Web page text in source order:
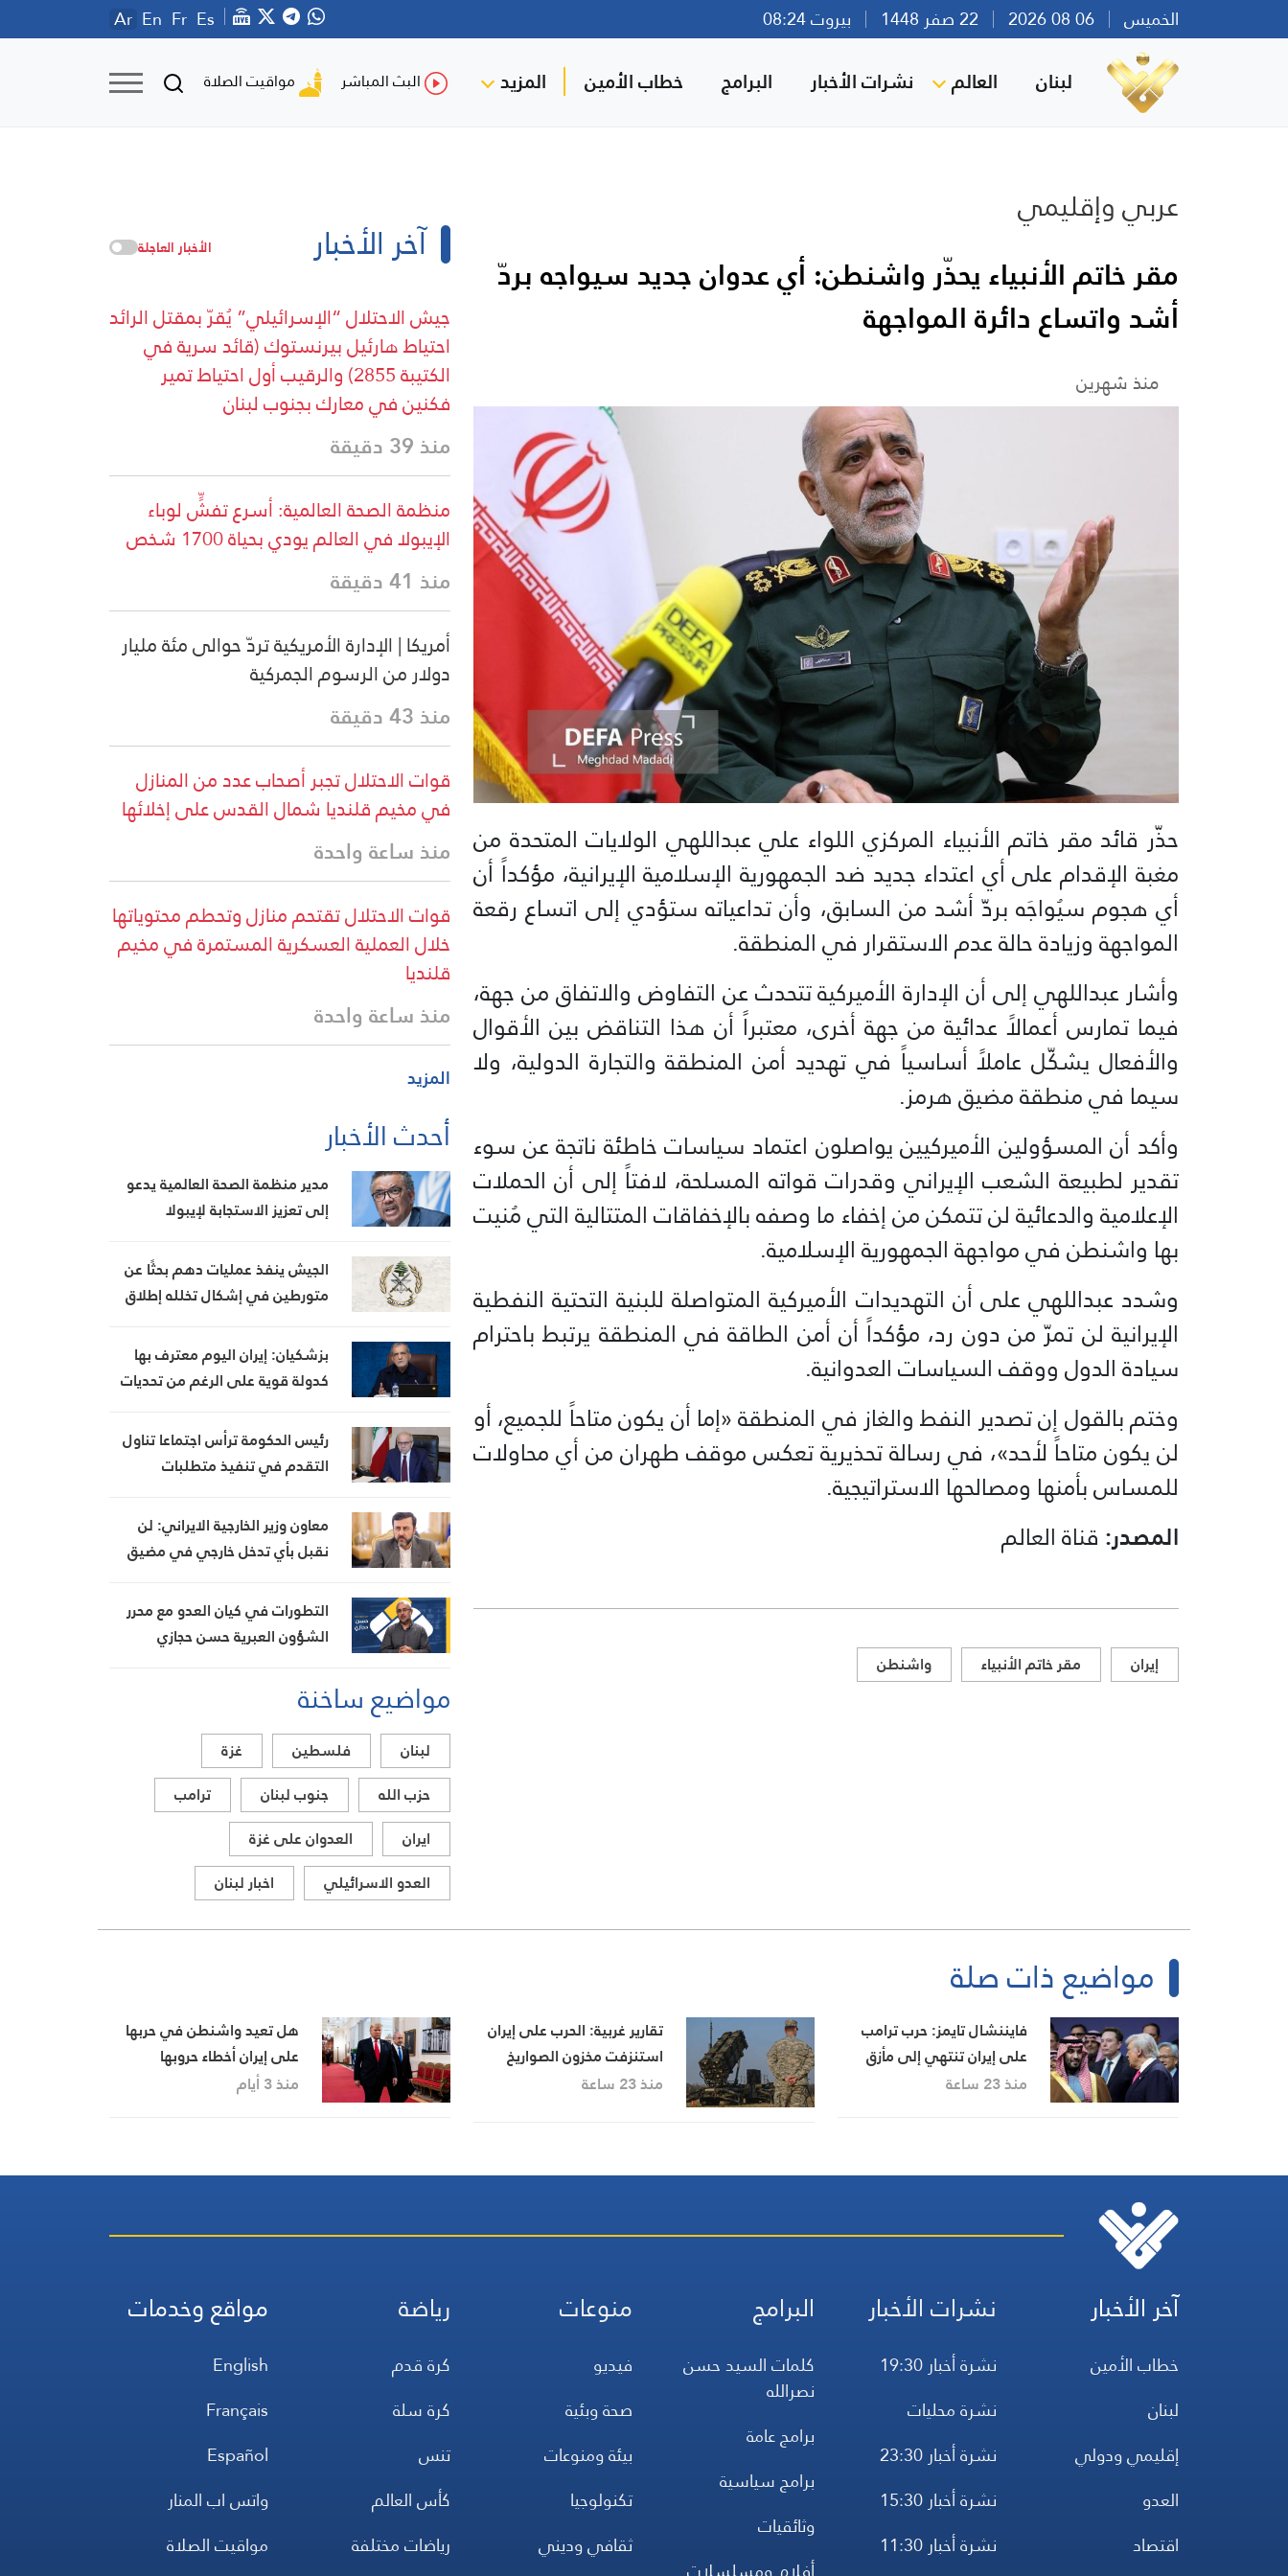
الخميس بيروت 08:24 Ar En Fr Es
لبنان العالم نشرات الأخبار البرامج خطاب الأمين المزيد البث المباشر مواقيت الصلاة
عربي وإقليمي
مقر خاتم الأنبياء يحذّر واشنطن: أي عدوان جديد سيواجه بردّ
أشد واتساع دائرة المواجهة
منذ شهرين
حذّر قائد مقر خاتم الأنبياء المركزي اللواء علي عبداللهي الولايات المتحدة من
مغبة الإقدام على أي اعتداء جديد ضد الجمهورية الإسلامية الإيرانية، مؤكداً أن
أي هجوم سيُواجَه بردّ أشد من السابق، وأن تداعياته ستؤدي إلى اتساع رقعة
المواجهة وزيادة حالة عدم الاستقرار في المنطقة.
وأشار عبداللهي إلى أن الإدارة الأميركية تتحدث عن التفاوض والاتفاق من جهة،
فيما تمارس أعمالاً عدائية من جهة أخرى، معتبراً أن هذا التناقض بين الأقوال
والأفعال يشكّل عاملاً أساسياً في تهديد أمن المنطقة والتجارة الدولية، ولا
سيما في منطقة مضيق هرمز.
وأكد أن المسؤولين الأميركيين يواصلون اعتماد سياسات خاطئة ناتجة عن سوء
تقدير لطبيعة الشعب الإيراني وقدرات قواته المسلحة، لافتاً إلى أن الحملات
الإعلامية والدعائية لن تتمكن من إخفاء ما وصفه بالإخفاقات المتتالية التي مُنيت
بها واشنطن في مواجهة الجمهورية الإسلامية.
وشدد عبداللهي على أن التهديدات الأميركية المتواصلة للبنية التحتية النفطية
الإيرانية لن تمرّ من دون رد، مؤكداً أن أمن الطاقة في المنطقة يرتبط باحترام
سيادة الدول ووقف السياسات العدوانية.
وختم بالقول إن تصدير النفط والغاز في المنطقة «إما أن يكون متاحاً للجميع، أو
لن يكون متاحاً لأحد»، في رسالة تحذيرية تعكس موقف طهران من أي محاولات
للمساس بأمنها ومصالحها الاستراتيجية.
المصدر: قناة العالم
إيران مقر خاتم الأنبياء واشنطن
آخر الأخبار الأخبار العاجلة
جيش الاحتلال “الإسرائيلي” يُقرّ بمقتل الرائد
احتياط هارئيل بيرنستوك (قائد سرية في
الكتيبة 2855) والرقيب أول احتياط تمير
فكنين في معارك بجنوب لبنان
منذ 39 دقيقة
منظمة الصحة العالمية: أسرع تفشٍّ لوباء
الإيبولا في العالم يودي بحياة 1700 شخص
منذ 41 دقيقة
أمريكا | الإدارة الأمريكية تردّ حوالى مئة مليار
دولار من الرسوم الجمركية
منذ 43 دقيقة
قوات الاحتلال تجبر أصحاب عدد من المنازل
في مخيم قلنديا شمال القدس على إخلائها
منذ ساعة واحدة
قوات الاحتلال تقتحم منازل وتحطم محتوياتها
خلال العملية العسكرية المستمرة في مخيم
قلنديا
منذ ساعة واحدة
المزيد
أحدث الأخبار
مدير منظمة الصحة العالمية يدعو
إلى تعزيز الاستجابة لإيبولا
الجيش ينفذ عمليات دهم بحثًا عن
متورطين في إشكال تخلله إطلاق
ويتلف 16 خيمة مزروعة بالماريجوانا
بزشكيان: إيران اليوم معترف بها
كدولة قوية على الرغم من تحديات
رئيس الحكومة ترأس اجتماعا تناول
التقدم في تنفيذ متطلبات
من القائمة الرمادية
معاون وزير الخارجية الايراني: لن
نقبل بأي تدخل خارجي في مضيق
التطورات في كيان العدو مع محرر
الشؤون العبرية حسن حجازي
مواضيع ساخنة
لبنان فلسطين
غزة
حزب الله
جنوب لبنان
ترامب
ايران
العدوان على غزة
العدو الاسرائيلي
اخبار لبنان
مواضيع ذات صلة
فايننشال تايمز: حرب ترامب
على إيران تنتهي إلى مأزق
استراتيجي… وهرمز يتحول
منذ 23 ساعة
تقارير غربية: الحرب على إيران
استنزفت مخزون الصواريخ
الأمريكية وأثارت قلقًا داخل
منذ 23 ساعة
هل تعيد واشنطن في حربها
على إيران أخطاء حروبها
السابقة؟
منذ 3 أيام
آخر الأخبار
خطاب الأمين
لبنان
إقليمي ودولي
العدو
اقتصاد
نشرات الأخبار
نشرة أخبار 19:30
نشرة محليات
نشرة أخبار 23:30
نشرة أخبار 15:30
نشرة أخبار 11:30
البرامج
كلمات السيد حسن
نصرالله
برامج عامة
برامج سياسية
وثائقيات
منوعات
فيديو
صحة وبئية
بيئة ومنوعات
تكنولوجيا
ثقافي وديني
رياضة
كرة قدم
كرة سلة
تنس
كأس العالم
رياضات مختلفة
مواقع وخدمات
English
Français
Español
واتس اب المنار
مواقيت الصلاة